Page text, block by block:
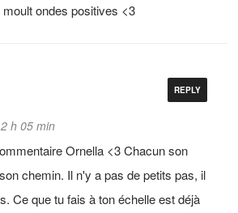
moult ondes positives <3
h 05 min
REPLY
Ornella <3 Chacun son
chemin. Il n'y a pas de petits pas, il
Ce que tu fais à ton échelle est déjà